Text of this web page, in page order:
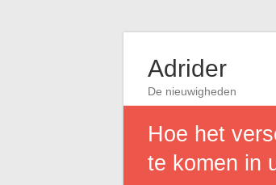
Adrider
De nieuwigheden
Hoe het
te komen in